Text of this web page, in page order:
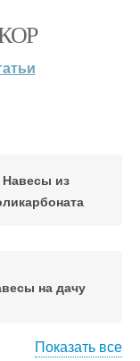
Навесы из
на дачу
Показать все